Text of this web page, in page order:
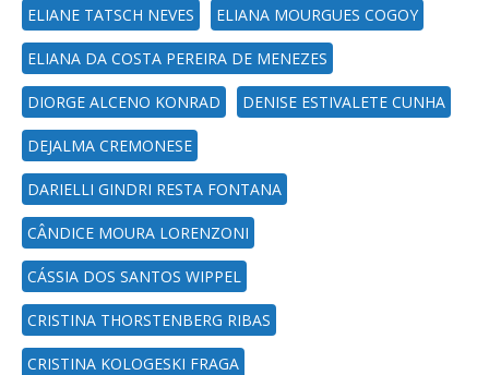
ELIANE TATSCH NEVES ELIANA MOURGUES COGOY
ELIANA DA COSTA PEREIRA DE MENEZES
DIORGE ALCENO KONRAD DENISE ESTIVALETE CUNHA
DEJALMA CREMONESE
DARIELLI GINDRI RESTA FONTANA
CÂNDICE MOURA LORENZONI
CÁSSIA DOS SANTOS WIPPEL
CRISTINA THORSTENBERG RIBAS
CRISTINA KOLOGESKI FRAGA